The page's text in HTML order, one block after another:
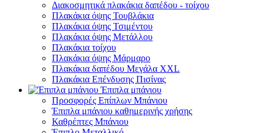
Διακοσμητικά πλακάκια δαπέδου - τοίχου
Πλακάκια όψης Τουβλάκια
Πλακάκια όψης Τσιμέντου
Πλακάκια όψης Μετάλλου
Πλακάκια τοίχου
Πλακάκια όψης Μάρμαρο
Πλακάκια δαπέδου Μεγάλα XXL
Πλακάκια Επένδυσης Πισίνας
Έπιπλα μπάνιου
Προσφορές Επίπλων Μπάνιου
Έπιπλα μπάνιου καθημερινής χρήσης
Καθρέπτες Μπάνιου